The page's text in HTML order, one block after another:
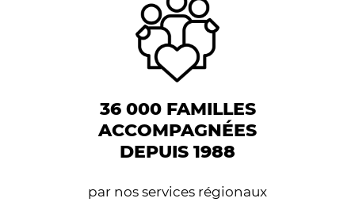
36 000 FAMILLES
ACCOMPAGNÉES
DEPUIS 1988
par nos services régionaux